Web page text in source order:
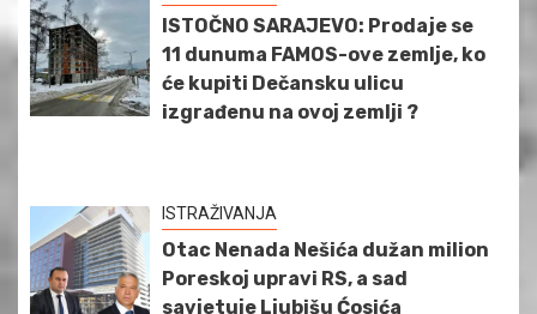
ISTOČNO SARAJEVO: Prodaje se
11 dunuma FAMOS-ove zemlje, ko
će kupiti Dečansku ulicu
izgrađenu na ovoj zemlji ?
ISTRAŽIVANJA
Otac Nenada Nešića dužan milion
Poreskoj upravi RS, a sad
savjetuje Ljubišu Ćosića